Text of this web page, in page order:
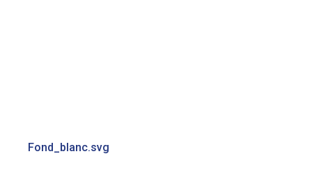
Bericht
navigatie
Fond_blanc.svg